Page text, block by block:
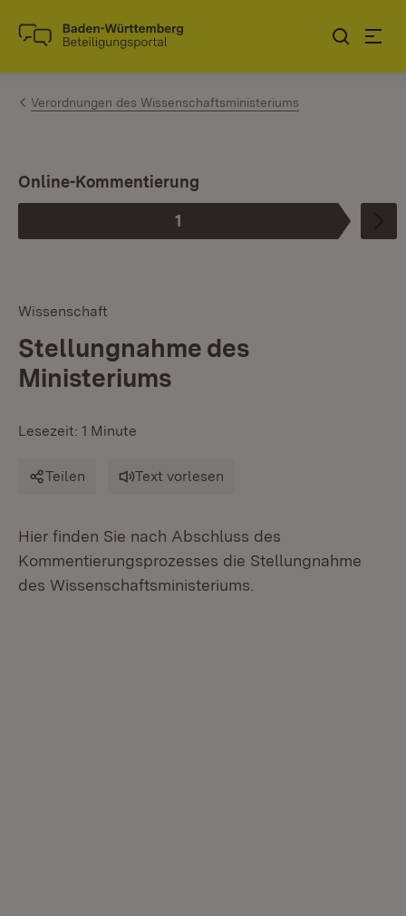
Zum Inhalt springen
Link zur Startseite
Verordnungen des Wissenschaftsministeriums
Phase
1
:
Online-Kommentierung
Wissenschaft
Stellungnahme des
Ministeriums
Lesezeit: 1 Minute
Teilen Text vorlesen
Hier finden Sie nach Abschluss des
Kommentierungsprozesses die Stellungnahme
des Wissenschaftsministeriums.